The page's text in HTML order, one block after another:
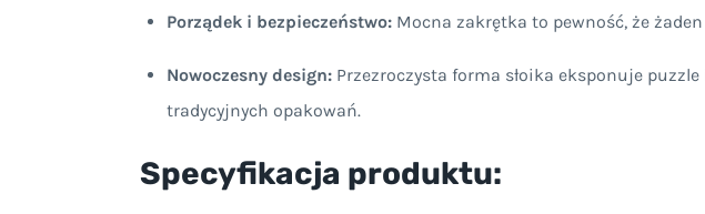
Porządek i bezpieczeństwo: Mocna zakrętka to pewność, że
Nowoczesny design: Przezroczysta forma słoika eksponuje
tradycyjnych opakowań.
Specyfikacja produktu: